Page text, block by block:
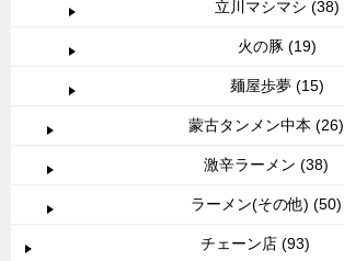
立川マシマシ (38)
火の豚 (19)
麺屋歩夢 (15)
蒙古タンメン中本 (26)
激辛ラーメン (38)
ラーメン(その他) (50)
チェーン店 (93)